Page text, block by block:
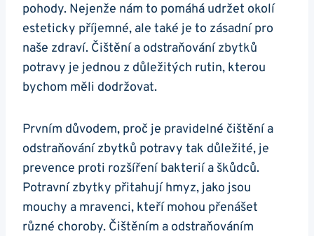
pohody. Nejenže nám to pomáhá udržet okolí
esteticky příjemné, ale také je to zásadní pro
naše zdraví. Čištění a odstraňování zbytků
potravy je jednou z důležitých rutin, kterou
bychom měli dodržovat.
Prvním důvodem, proč je pravidelné čištění a
odstraňování zbytků potravy tak důležité, je
prevence proti rozšíření bakterií a škůdců.
Potravní zbytky přitahují hmyz, jako jsou
mouchy a mravenci, kteří mohou přenášet
různé choroby. Čištěním a odstraňováním